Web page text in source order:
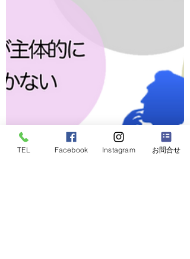
TEL Facebook Instagram お問合せ